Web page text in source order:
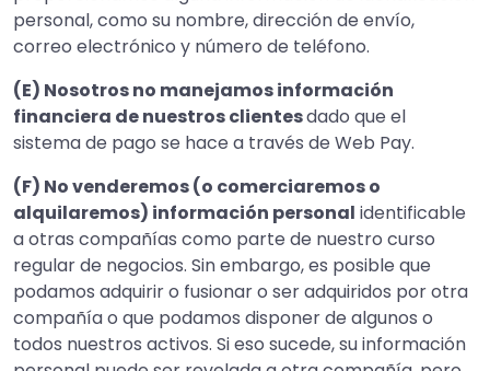
personal, como su nombre, dirección de envío,
correo electrónico y número de teléfono.
(E) Nosotros no manejamos información
financiera de nuestros clientesdado que el
sistema de pago se hace a través de Web Pay.
(F) No venderemos (o comerciaremos o
alquilaremos) información personal identificable
a otras compañías como parte de nuestro curso
regular de negocios. Sin embargo, es posible que
podamos adquirir o fusionar o ser adquiridos por otra
compañía o que podamos disponer de algunos o
todos nuestros activos. Si eso sucede, su información